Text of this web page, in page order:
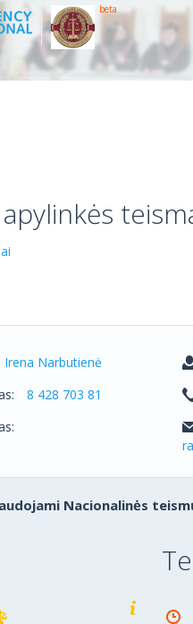
beta
Irena Narbutienė
8 428 703 81
Nacionalinės